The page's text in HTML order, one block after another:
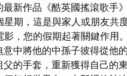
新作品《酷英國搖滾歌手
期，這是與家人或朋友共
，您的假期起著關鍵作用。
中將他的中孫子彼得從他
的手套，重新獲得自己的